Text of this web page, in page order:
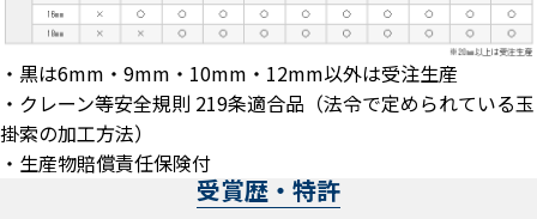
・黒は6mm・9mm・10mm・12mm以外は受注生産
・クレーン等安全規則 219条適合品（法令で定められている玉
掛索の加工方法）
・生産物賠償責任保険付
受賞歴・特許